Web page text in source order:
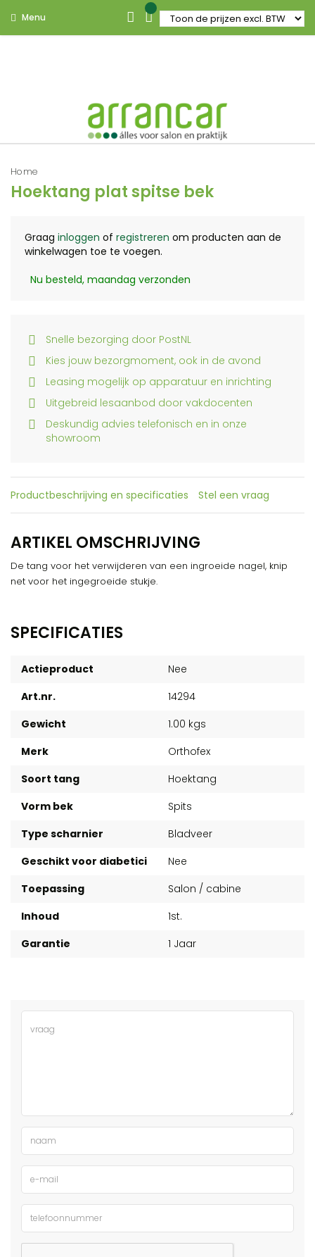
Menu
Home
Hoektang plat spitse bek
Graag inloggen of registreren om producten aan de
winkelwagen toe te voegen.
Nu besteld, maandag verzonden
Snelle bezorging door PostNL
Kies jouw bezorgmoment, ook in de avond
Leasing mogelijk op apparatuur en inrichting
Uitgebreid lesaanbod door vakdocenten
Deskundig advies telefonisch en in onze
showroom
Productbeschrijving en specificaties Stel een vraag
ARTIKEL OMSCHRIJVING
De tang voor het verwijderen van een ingroeide nagel, knip
net voor het ingegroeide stukje.
SPECIFICATIES
Actieproduct
Nee
Art.nr.
14294
Gewicht
1.00 kgs
Merk
Orthofex
Soort tang
Hoektang
Vorm bek
Spits
Type scharnier
Bladveer
Geschikt voor diabetici
Nee
Toepassing
Salon / cabine
Inhoud
1st.
Garantie
1 Jaar